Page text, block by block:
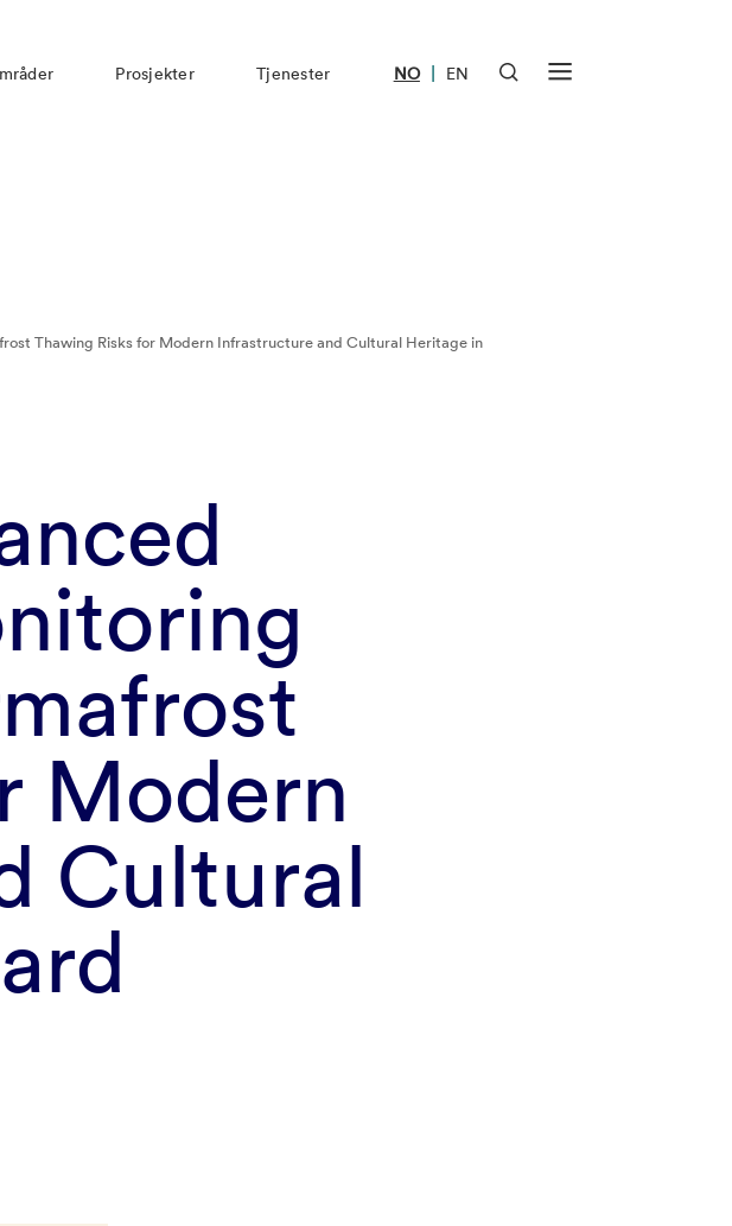
Prosjekter Tjenester NO | EN
Thawing Risks for Modern Infrastructure and Cultural Heritage in
Modern
Cultural